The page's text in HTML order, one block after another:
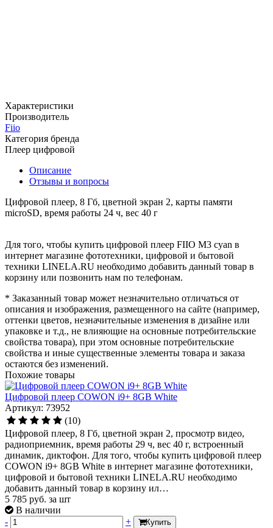
Характеристики
Производитель
Fiio
Категория бренда
Плеер цифровой
Описание
Отзывы и вопросы
Цифровой плеер, 8 Гб, цветной экран 2, карты памяти
microSD, время работы 24 ч, вес 40 г
Для того, чтобы купить цифровой плеер FIIO M3 cyan в
интернет магазине фототехники, цифровой и бытовой
техники LINELA.RU необходимо добавить данный товар в
корзину или позвонить нам по телефонам.
* Заказанный товар может незначительно отличаться от
описания и изображения, размещенного на сайте (например,
оттенки цветов, незначительные изменения в дизайне или
упаковке и т.д., не влияющие на основные потребительские
свойства товара), при этом основные потребительские
свойства и иные существенные элементы товара и заказа
остаются без изменений.
Похожие товары
Цифровой плеер COWON i9+ 8GB White
Артикул: 73952
(10)
Цифровой плеер, 8 Гб, цветной экран 2, просмотр видео,
радиоприемник, время работы 29 ч, вес 40 г, встроенный
динамик, диктофон. Для того, чтобы купить цифровой плеер
COWON i9+ 8GB White в интернет магазине фототехники,
цифровой и бытовой техники LINELA.RU необходимо
добавить данный товар в корзину ил…
5 785 руб. за шт
В наличии
-
+ Купить